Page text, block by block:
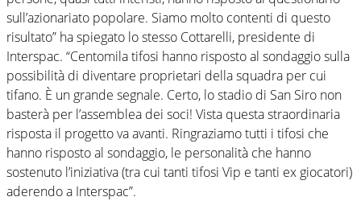
sull’azionariato popolare. Siamo molto contenti di questo
risultato” ha spiegato lo stesso Cottarelli, presidente di
Interspac. “Centomila tifosi hanno risposto al sondaggio sulla
possibilità di diventare proprietari della squadra per cui
tifano. È un grande segnale. Certo, lo stadio di San Siro non
basterà per l’assemblea dei soci! Vista questa straordinaria
risposta il progetto va avanti. Ringraziamo tutti i tifosi che
hanno risposto al sondaggio, le personalità che hanno
sostenuto l’iniziativa (tra cui tanti tifosi Vip e tanti ex giocatori)
aderendo a Interspac”.